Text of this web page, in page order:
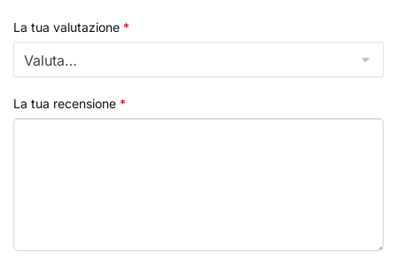
La tua valutazione *
La tua recensione *